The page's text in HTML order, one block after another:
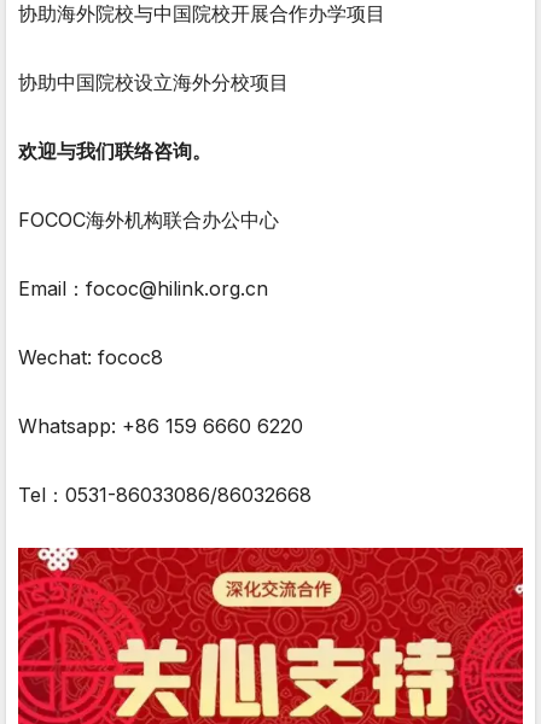
协助海外院校与中国院校开展合作办学项目
协助中国院校设立海外分校项目
欢迎与我们联络咨询。
FOCOC海外机构联合办公中心
Email：fococ@hilink.org.cn
Wechat: fococ8
Whatsapp: +86 159 6660 6220
Tel：0531-86033086/86032668